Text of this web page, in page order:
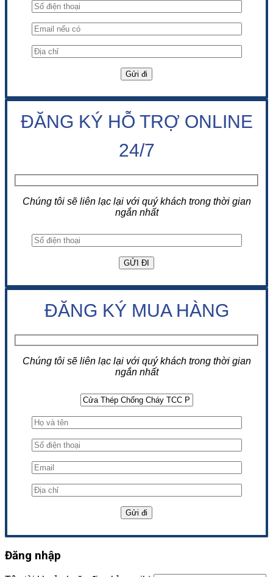
ĐĂNG KÝ HỖ TRỢ ONLINE
24/7
Chúng tôi sẽ liên lạc lại với quý khách trong thời gian
ngắn nhất
ĐĂNG KÝ MUA HÀNG
Chúng tôi sẽ liên lạc lại với quý khách trong thời gian
ngắn nhất
Đăng nhập